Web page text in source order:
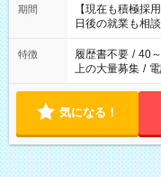
たくない」 など、ご
の方へ 今ご覧の
の勤務時間。 合
期間
【現在も積極採
日後の就業も相
特徴 履歴書不要 / 40
上の大量募集 /
気になる！